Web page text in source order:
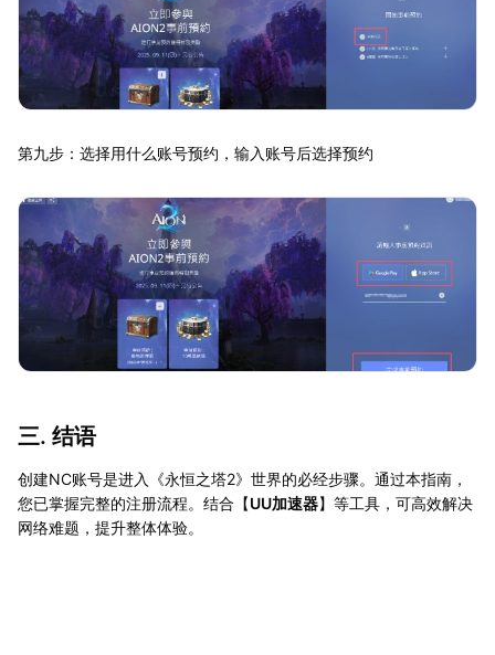
第九步：选择用什么账号预约，输入账号后选择预约
三. 结语
创建NC账号是进入《永恒之塔2》世界的必经步骤。通过本指南，
您已掌握完整的注册流程。结合【UU加速器】等工具，可高效解决
网络难题，提升整体体验。